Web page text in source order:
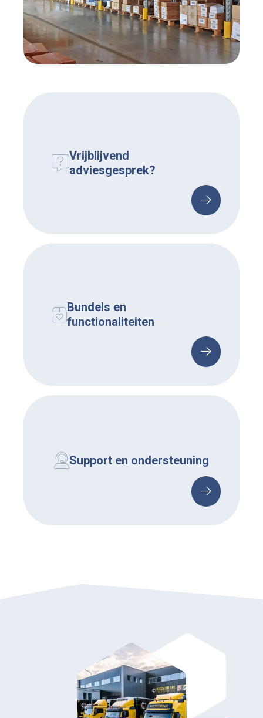
Vrijblijvend
adviesgesprek?
Bundels en
functionaliteiten
Support en ondersteuning